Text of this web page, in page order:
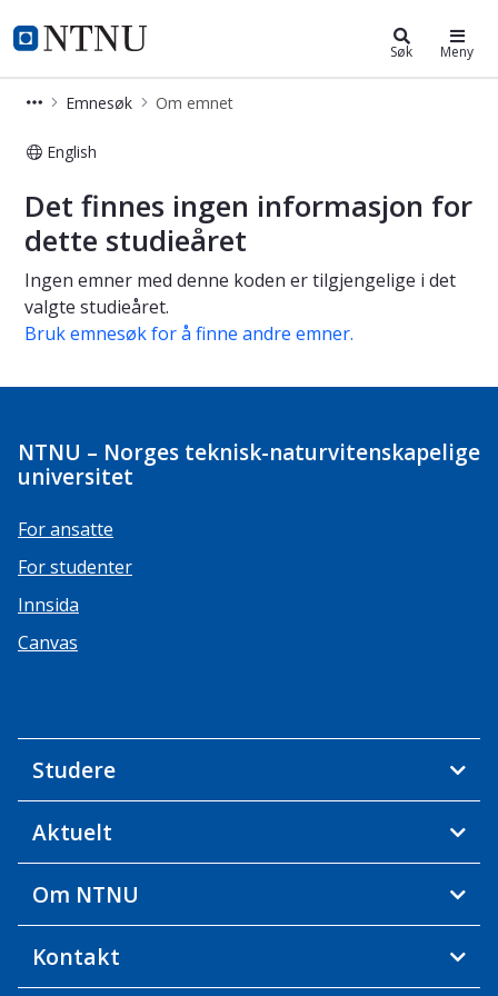
NTNU Hjemmeside
Studier Søk Meny
Emnesøk Om emnet
English
Om emnet
Det finnes ingen informasjon for
dette studieåret
Ingen emner med denne koden er tilgjengelige i det
valgte studieåret.
Bruk emnesøk for å finne andre emner.
NTNU – Norges teknisk-naturvitenskapelige
universitet
For ansatte
For studenter
Innsida
Canvas
Studere
Aktuelt
Om NTNU
Kontakt